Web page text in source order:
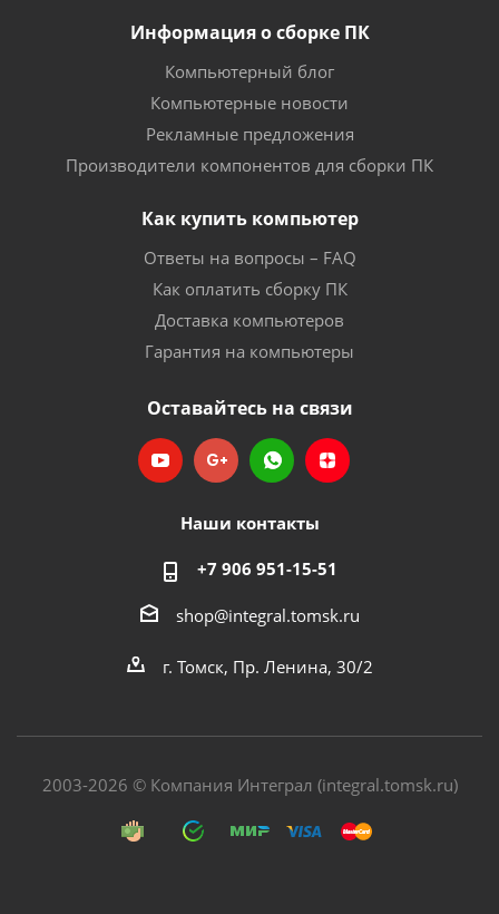
Информация о сборке ПК
Компьютерный блог
Компьютерные новости
Рекламные предложения
Производители компонентов для сборки ПК
Как купить компьютер
Ответы на вопросы – FAQ
Как оплатить сборку ПК
Доставка компьютеров
Гарантия на компьютеры
Оставайтесь на связи
Наши контакты
+7 906 951-15-51
shop@integral.tomsk.ru
г. Томск, Пр. Ленина, 30/2
2003-2026 © Компания Интеграл (integral.tomsk.ru)